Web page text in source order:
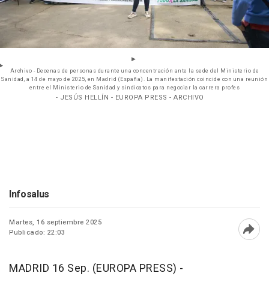
Archivo - Decenas de personas durante una concentración ante la sede del Ministerio de
Sanidad, a 14 de mayo de 2025, en Madrid (España). La manifestación coincide con una reunión
entre el Ministerio de Sanidad y sindicatos para negociar la carrera profes
- JESÚS HELLÍN - EUROPA PRESS - ARCHIVO
Infosalus
Martes, 16 septiembre 2025
Publicado: 22:03
MADRID 16 Sep. (EUROPA PRESS) -